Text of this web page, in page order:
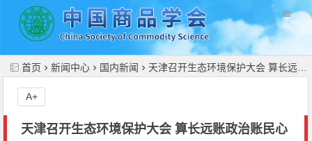
首页 新闻中心 国内新闻 天津召开生态环境保护大会 算长远账政治账民心账打好污染防治攻坚战
天津召开生态环境保护大会 算长远账政治账民心
A+